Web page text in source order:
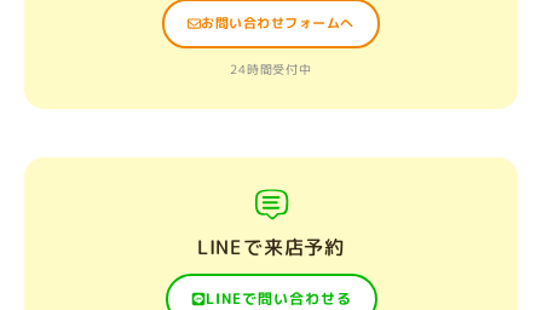
お問い合わせフォームへ
24時間受付中
LINEで来店予約
LINEで問い合わせる